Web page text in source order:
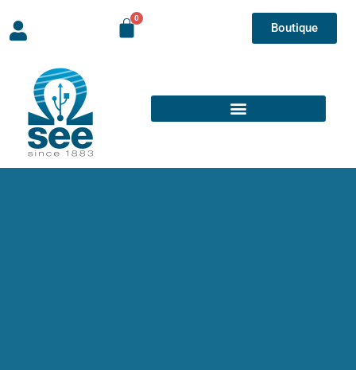
Boutique